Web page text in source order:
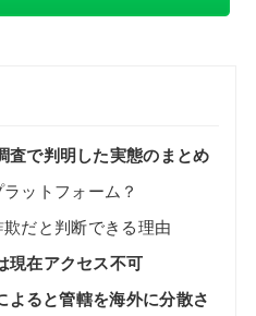
で判明した実態のまとめ
ットフォーム？
欺だと判断できる理由
現在アクセス不可
ると管轄を海外に分散さ